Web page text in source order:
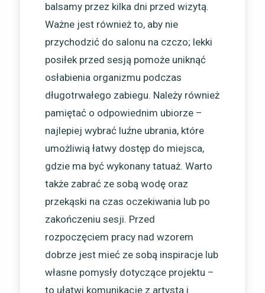
balsamy przez kilka dni przed wizytą.
Ważne jest również to, aby nie
przychodzić do salonu na czczo; lekki
posiłek przed sesją pomoże uniknąć
osłabienia organizmu podczas
długotrwałego zabiegu. Należy również
pamiętać o odpowiednim ubiorze –
najlepiej wybrać luźne ubrania, które
umożliwią łatwy dostęp do miejsca,
gdzie ma być wykonany tatuaż. Warto
także zabrać ze sobą wodę oraz
przekąski na czas oczekiwania lub po
zakończeniu sesji. Przed
rozpoczęciem pracy nad wzorem
dobrze jest mieć ze sobą inspiracje lub
własne pomysły dotyczące projektu –
to ułatwi komunikację z artystą i